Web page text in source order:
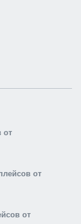
от
от
от